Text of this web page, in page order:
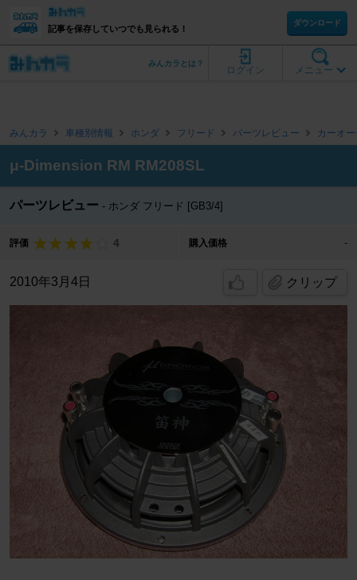
記事を保存していつでも見られる！
ダウンロード
メニュー
ログイン
みんカラとは？
みんカラ 車種別情報 ホンダ フリード パーツレビュー カーオ
μ-Dimension RM RM208SL
パーツレビュー ホンダ フリード [GB3/4]
評価 4 購入価格 -
2010年3月4日 クリップ